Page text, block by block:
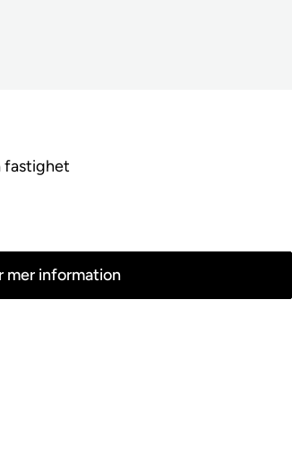
fastighet
mer information